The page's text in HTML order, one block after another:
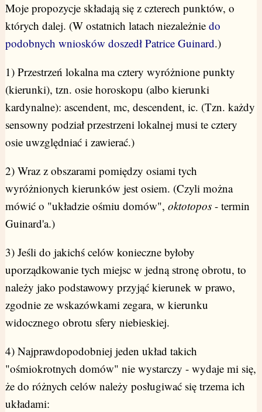
Moje propozycje składają się z czterech punktów, o
których dalej. (W ostatnich latach niezależnie do
podobnych wniosków doszedł Patrice Guinard.)
1) Przestrzeń lokalna ma cztery wyróżnione punkty
(kierunki), tzn. osie horoskopu (albo kierunki
kardynalne): ascendent, mc, descendent, ic. (Tzn. każdy
sensowny podział przestrzeni lokalnej musi te cztery
osie uwzględniać i zawierać.)
2) Wraz z obszarami pomiędzy osiami tych
wyróżnionych kierunków jest osiem. (Czyli można
mówić o "układzie ośmiu domów", oktotopos- termin
Guinard'a.)
3) Jeśli do jakichś celów konieczne byłoby
uporządkowanie tych miejsc w jedną stronę obrotu, to
należy jako podstawowy przyjąć kierunek w prawo,
zgodnie ze wskazówkami zegara, w kierunku
widocznego obrotu sfery niebieskiej.
4) Najprawdopodobniej jeden układ takich
"ośmiokrotnych domów" nie wystarczy - wydaje mi się,
że do różnych celów należy posługiwać się trzema ich
układami: